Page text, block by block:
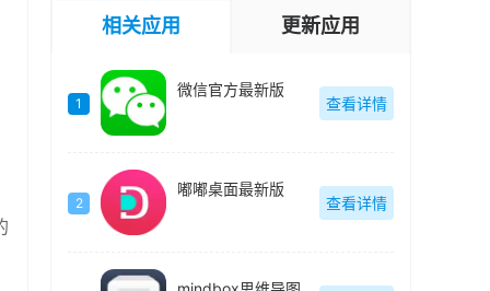
相关应用 更新应用
1
微信官方最新版
查看详情
2
嘟嘟桌面最新版
查看详情